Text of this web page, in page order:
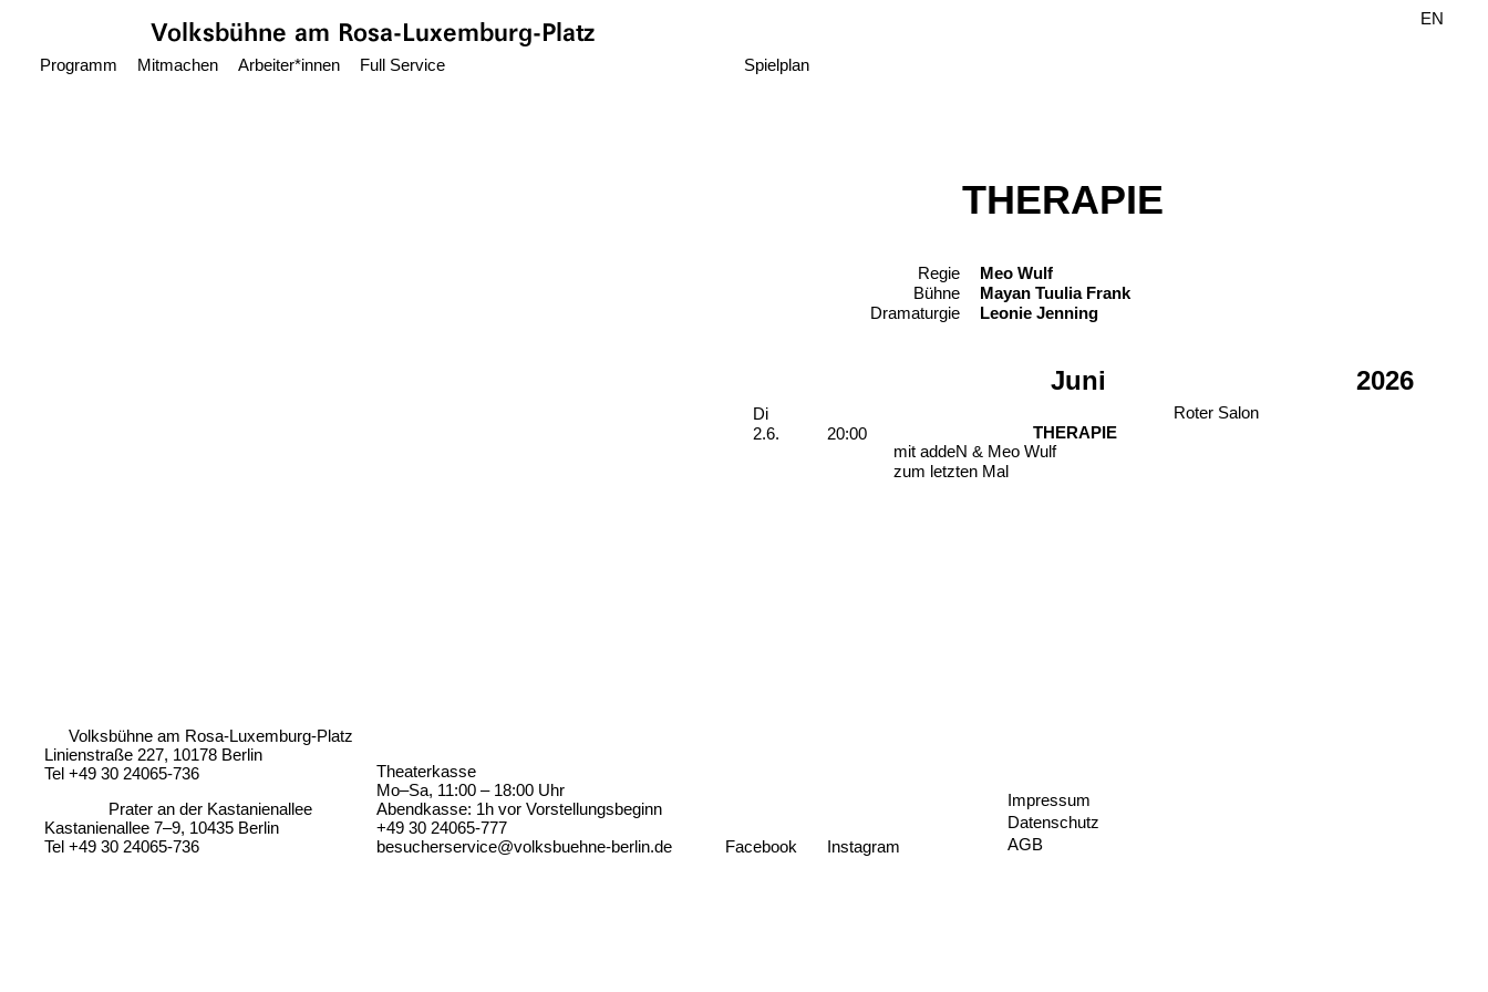
Volksbühne am Rosa-Luxemburg-Platz
Programm Mitmachen Arbeiter*innen Full Service Spielplan
DE
EN
THERAPIE
Team
Regie
Meo Wulf
Bühne
Mayan Tuulia Frank
Dramaturgie
Leonie Jenning
2026
Juni
Dienstag, 02. Juni 2026
Di
2.6.
20:00
Roter Salon
THERAPIE
mit addeN & Meo Wulf
zum letzten Mal
Volksbühne am Rosa-Luxemburg-Platz
Linienstraße 227, 10178 Berlin
Tel +49 30 24065-736
Prater an der Kastanienallee
Kastanienallee 7–9, 10435 Berlin
Tel +49 30 24065-736
Theaterkasse
Mo–Sa, 11:00 – 18:00 Uhr
Abendkasse: 1h vor Vorstellungsbeginn
+49 30 24065-777
besucherservice@volksbuehne-berlin.de
Facebook Instagram
Impressum
Datenschutz
AGB